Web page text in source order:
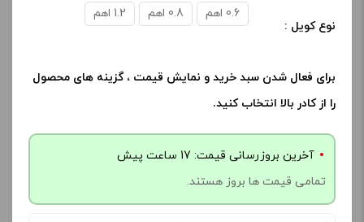
نوع کویل :
0.6 اهم 0.8 اهم 1.2 اهم
برای فعال شدن سبد خرید و نمایش قیمت ، گزینه های محصول
را از کادر بالا انتخاب کنید.
آخرین بروزرسانی قیمت: 17 ساعت پیش
تمامی قیمت ها بروز هستند.